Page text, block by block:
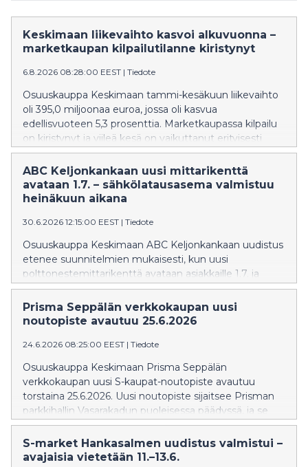
Keskimaan liikevaihto kasvoi alkuvuonna –
marketkaupan kilpailutilanne kiristynyt
6.8.2026 08:28:00 EEST | Tiedote
Osuuskauppa Keskimaan tammi-kesäkuun liikevaihto
oli 395,0 miljoonaa euroa, jossa oli kasvua
edellisvuoteen 5,3 prosenttia. Marketkaupassa kilpailu
on kiristynyt ja viileä kesä on vaikuttanut erityisesti
mökkipaikkakuntien marketkauppojen myynnin
kehitykseen, kun mökkeilijöitä on ollut tavanomaista
vähemmän liikenteessä.
ABC Keljonkankaan uusi mittarikenttä
avataan 1.7. – sähkölatausasema valmistuu
heinäkuun aikana
30.6.2026 12:15:00 EEST | Tiedote
Osuuskauppa Keskimaan ABC Keljonkankaan uudistus
etenee suunnitelmien mukaisesti, kun uusi
polttonestemittarikenttä avataan asiakkaille 1.7. ja
ABC-suurteholatausasema avataan heinäkuun aikana.
ABC Keljonkankaan liikennemyymälä palvelee
asiakkaita normaalisti koko kesän ajan.
Prisma Seppälän verkkokaupan uusi
noutopiste avautuu 25.6.2026
24.6.2026 08:25:00 EEST | Tiedote
Osuuskauppa Keskimaan Prisma Seppälän
verkkokaupan uusi S-kaupat-noutopiste avautuu
torstaina 25.6.2026. Uusi noutopiste sijaitsee Prisman
parkkihallin Vasarakadun puoleisessa päädyssä, ja se
tekee verkko-ostosten noutamisesta entistä
sujuvampaa kaikissa sääolosuhteissa. Samalla
noutokapasiteetti kasvaa ja myös Prisma.fi:n
S-market Hankasalmen uudistus valmistui –
avajaisia vietetään 11.–13.6.